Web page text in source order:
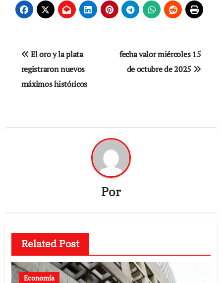
Navegación
de
entradas
El oro y la plata
registraron nuevos
máximos históricos
fecha valor miércoles 15
de octubre de 2025
Por
Related Post
Economía